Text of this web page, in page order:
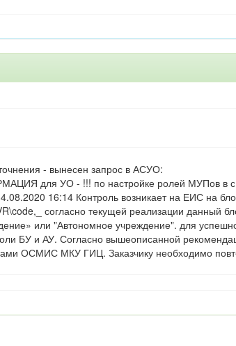
- вынесен запрос в АСУО:
для УО - !!! по настройке ролей МУПов в
16:14 Контроль возникает на ЕИС на
согласно текущей реализации данный
или "Автономное учреждение". для
БУ и АУ. Согласно вышеописанной
ОСМИС МКУ ГИЦ. Заказчику необходимо